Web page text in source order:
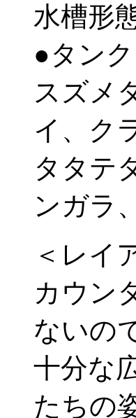
水槽形
●タン
スズメ
イ、ク
タタテ
ンガラ
＜レイ
カウン
ないの
十分な
たちの